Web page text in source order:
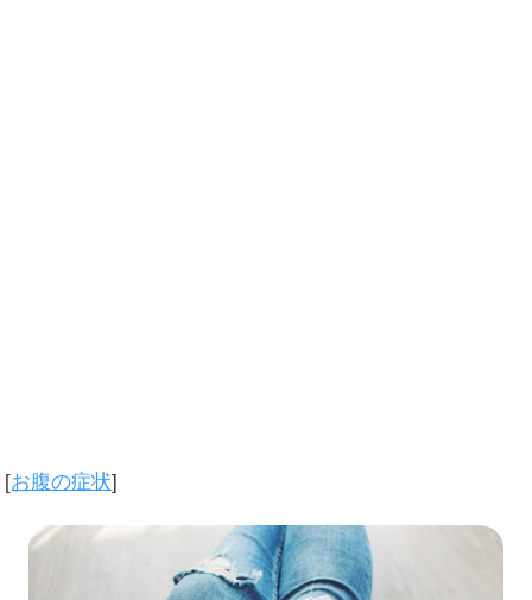
[お腹の症状]